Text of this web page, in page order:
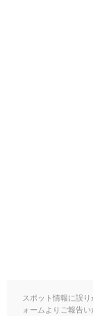
スポット情報に誤
ォームよりご報告い